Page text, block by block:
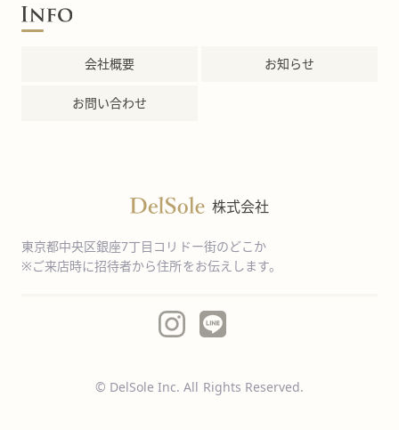
会社概要 お知らせ
お問い合わせ
株式会社
東京都中央区銀座7丁目コリドー街のどこか
※ご来店時に招待者から住所をお伝えします。
© DelSole Inc. All Rights Reserved.